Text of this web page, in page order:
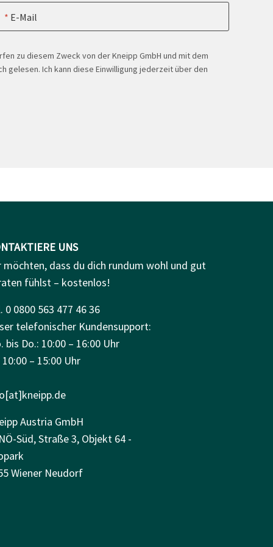
E-Mail
zu diesem Zweck von der Kneipp GmbH und mit dem
gelesen. Ich kann diese Einwilligung jederzeit über den
UNS
möchten, dass du dich rundum wohl und gut
fühlst – kostenlos!
0 0800 563 477 46 36
telefonischer Kundensupport:
bis Do.: 10:00 – 16:00 Uhr
10:00 – 15:00 Uhr
Austria GmbH
Süd, Straße 3, Objekt 64 -
Wiener Neudorf